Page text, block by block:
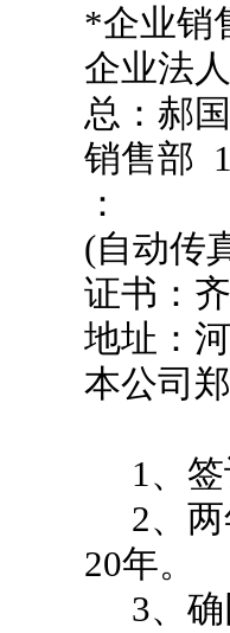
*企业销
企业法
总：郝
销售部
：
(自动传
证书：
地址：
本公司
1、签
2、两
20年。
3、确